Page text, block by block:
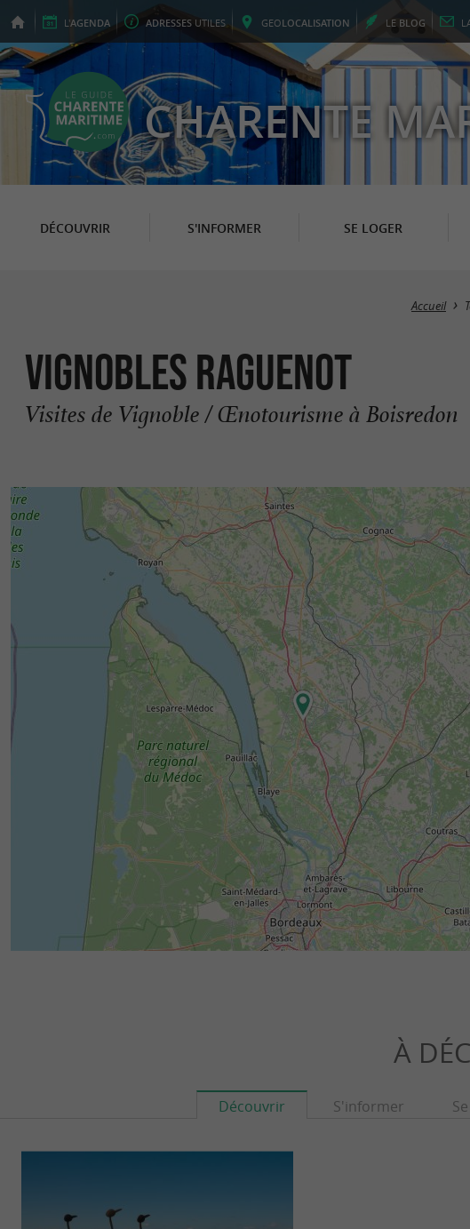
L'AGENDA ADRESSES UTILES GEOLOCALISATION LE BLOG
CHARENTE
DÉCOUVRIR S'INFORMER SE LOGER
Accueil
Vignobles Raguenot
Visites de Vignoble / Œnotourisme à Boisredon
À
Découvrir S'informer